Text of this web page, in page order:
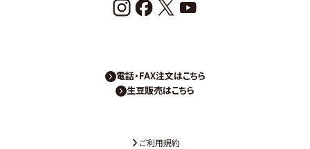
電話・FAX注文はこちら
生豆販売はこちら
ご利用規約